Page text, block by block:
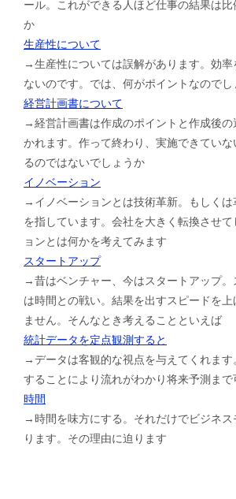
ール。これができる人ほど仕事の結果は
か
生産性について
→生産性については誤解があります。効率
ないのです。では、何がポイントなのでし
経営計画書について
→経営計画書は作成のポイントと作成後の
かれます。作って終わり、実施できてい
るのではないでしょうか
イノベーション
→イノベーションとは技術革新。もしくは
を指しています。会社を大きく転換させ
ョンとは何かを考えてみます
スタートアップ
→昔はベンチャー、今はスタートアップ。
は時間との戦い。結果を出すスピードを上
ません。そんなとき考えることといえば
統計データを定点観測すると
→データは客観的な視点を与えてくれます
することにより流れがわかり将来予測ま
時間
→時間を味方にする。それだけでビジネス
ります。その理由に迫ります